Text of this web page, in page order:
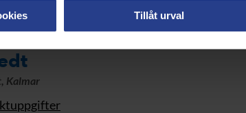
Tillåt urval
Kalmar